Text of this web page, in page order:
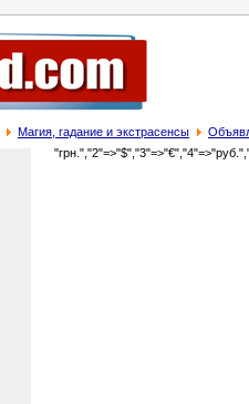
Магия, гадание и экстрасенсы